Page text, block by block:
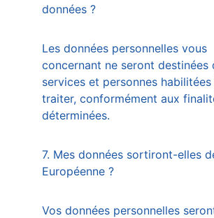
données ?
Les données personnelles vous
concernant ne seront destinées
services et personnes habilitées
traiter, conformément aux
déterminées.
7. Mes données sortiront-elles
Européenne ?
Vos données personnelles